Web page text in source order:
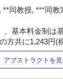
同教授, ***同教
基本料金制は
方共に1,243円(
アブストラクトを